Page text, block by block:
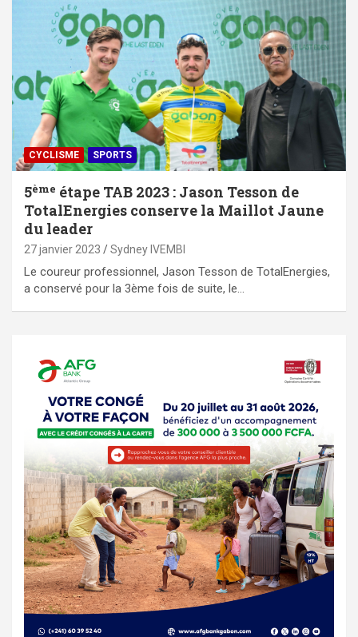
CYCLISME SPORTS
5ème étape TAB 2023 : Jason Tesson de
TotalEnergies conserve la Maillot Jaune
du leader
27 janvier 2023 Sydney IVEMBI
Le coureur professionnel, Jason Tesson de TotalEnergies,
a conservé pour la 3ème fois de suite, le…